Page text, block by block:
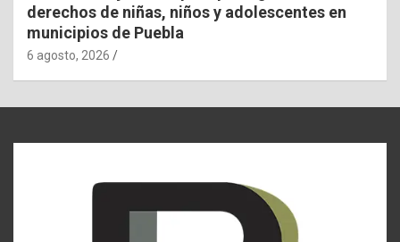
derechos de niñas, niños y adolescentes en
municipios de Puebla
6 agosto, 2026